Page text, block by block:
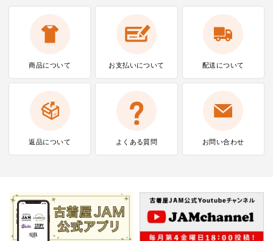
商品について お支払いについて 配送について
返品について よくある質問 お問い合わせ